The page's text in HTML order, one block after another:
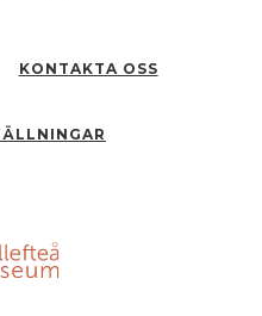
KONTAKTA OSS